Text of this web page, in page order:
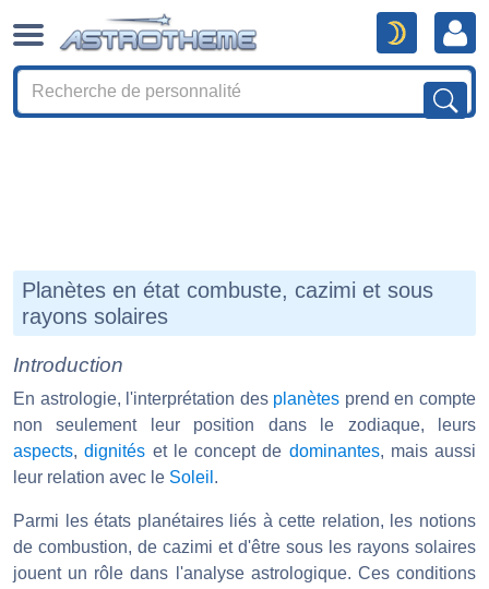
Planètes en état combuste, cazimi et sous
rayons solaires
Introduction
En astrologie, l'interprétation des planètes prend en compte
non seulement leur position dans le zodiaque, leurs
aspects,dignités et le concept de dominantes, mais aussi
leur relation avec le Soleil .
Parmi les états planétaires liés à cette relation, les notions
de combustion, de cazimi et d'être sous les rayons solaires
jouent un rôle dans l'analyse astrologique. Ces conditions